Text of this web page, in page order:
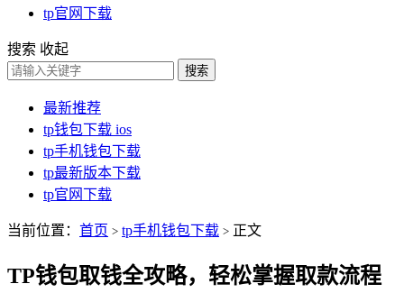
tp官网下载
搜索 收起
搜索
最新推荐
tp钱包下载 ios
tp手机钱包下载
tp最新版本下载
tp官网下载
当前位置： 首页 > tp手机钱包下载 > 正文
TP钱包取钱全攻略，轻松掌握取款流程